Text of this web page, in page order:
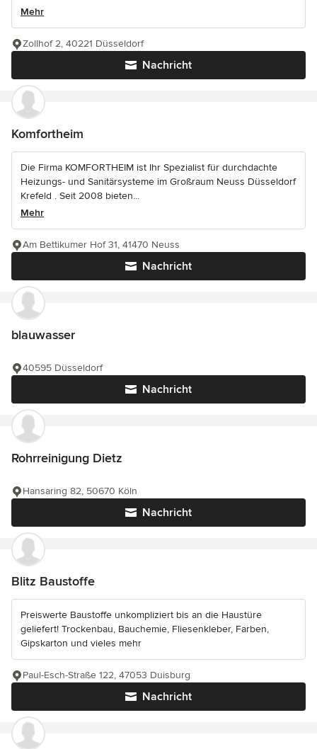
Mehr
Nachricht
Zollhof 2, 40221 Düsseldorf
Komfortheim
Die Firma KOMFORTHEIM ist Ihr Spezialist für durchdachte
Heizungs- und Sanitärsysteme im Großraum Neuss Düsseldorf
Krefeld . Seit 2008 bieten...
Mehr
Nachricht
Am Bettikumer Hof 31, 41470 Neuss
blauwasser
Nachricht
40595 Düsseldorf
Rohrreinigung Dietz
Nachricht
Hansaring 82, 50670 Köln
Blitz Baustoffe
Preiswerte Baustoffe unkompliziert bis an die Haustüre
geliefert! Trockenbau, Bauchemie, Fliesenkleber, Farben,
Gipskarton und vieles mehr
Nachricht
Paul-Esch-Straße 122, 47053 Duisburg